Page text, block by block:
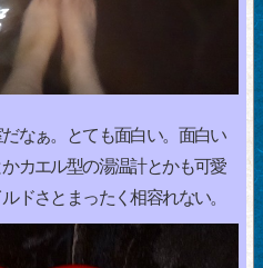
なぁ。とても面白い。面白い
カエル型の湯温計とかも可愛
ドさとまったく相容れない。